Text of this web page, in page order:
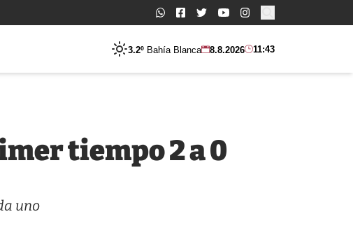
Buscar:
3.2º Bahía Blanca 8.8.2026 11:43
tiempo 2 a 0
uno